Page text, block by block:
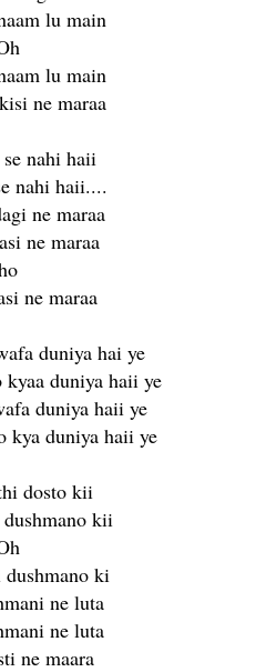
lu main
lu main
ne maraa
nahi haii
nahi haii....
ne maraa
ne maraa
ne maraa
duniya hai ye
duniya haii ye
duniya haii ye
kya duniya haii ye
dosto kii
kii
ki
ne luta
ne luta
ne maara